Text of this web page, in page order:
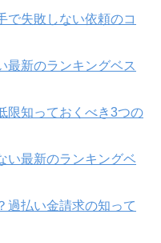
で失敗しない依頼のコ
最新のランキングベス
限知っておくべき3つの
い最新のランキングベ
過払い金請求の知って